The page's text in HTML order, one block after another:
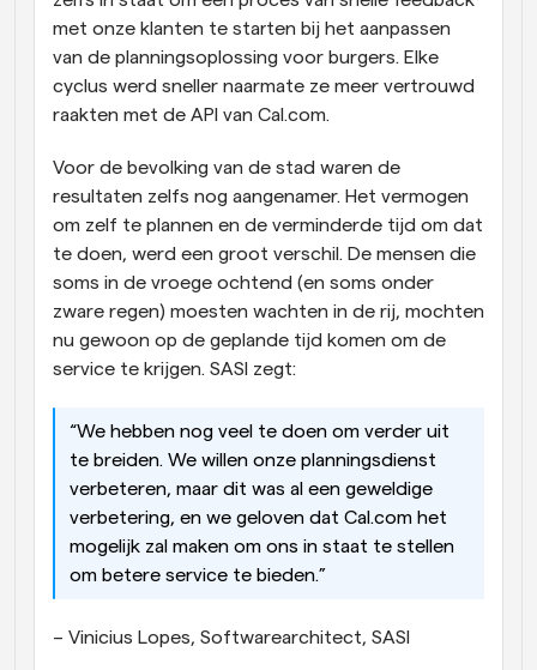
met onze klanten te starten bij het aanpassen
van de planningsoplossing voor burgers. Elke
cyclus werd sneller naarmate ze meer vertrouwd
raakten met de API van Cal.com.
Voor de bevolking van de stad waren de
resultaten zelfs nog aangenamer. Het vermogen
om zelf te plannen en de verminderde tijd om dat
te doen, werd een groot verschil. De mensen die
soms in de vroege ochtend (en soms onder
zware regen) moesten wachten in de rij, mochten
nu gewoon op de geplande tijd komen om de
service te krijgen. SASI zegt:
“We hebben nog veel te doen om verder uit
te breiden. We willen onze planningsdienst
verbeteren, maar dit was al een geweldige
verbetering, en we geloven dat Cal.com het
mogelijk zal maken om ons in staat te stellen
om betere service te bieden.”
– Vinicius Lopes, Softwarearchitect, SASI